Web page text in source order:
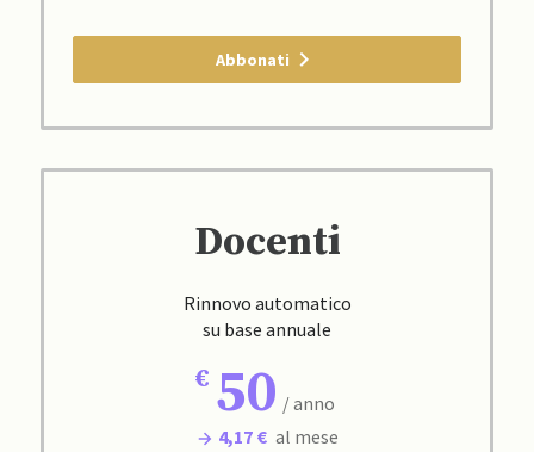
Abbonati
Docenti
Rinnovo automatico
su base annuale
50 / anno
4,17 € al mese